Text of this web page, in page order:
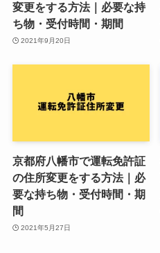
変更をする方法｜必要な持
ち物・受付時間・期間
2021年9月20日
京都府八幡市で運転免許証
の住所変更をする方法｜必
要な持ち物・受付時間・期
間
2021年5月27日